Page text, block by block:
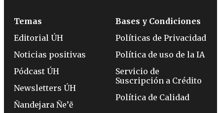
Temas
Editorial ÚH
Noticias positivas
Pódcast ÚH
Newsletters ÚH
Ñandejara Ñe’ẽ
Bases y Condiciones
Políticas de Privacidad
Política de uso de la IA
Servicio de
Suscripción a Crédito
Política de Calidad